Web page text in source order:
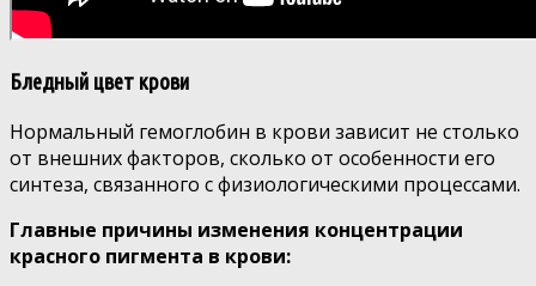
Бледный цвет крови
Нормальный гемоглобин в крови зависит не столько
от внешних факторов, сколько от особенности его
синтеза, связанного с физиологическими процессами.
Главные причины изменения концентрации
красного пигмента в крови: